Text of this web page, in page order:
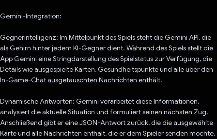
Gemini-Integration:
Gegnerintelligenz: Im Mittelpunkt des Spiels steht die Gemini API, die
als Gehirn hinter jedem KI-Gegner dient. Während des Spiels stellt die
App Gemini eine Stringdarstellung des Spielstatus zur Verfügung, die
Details wie ausgespielte Karten, Gesundheitspunkte und alle über den
In-Game-Chat ausgetauschten Nachrichten enthält.
Dynamische Antworten: Gemini verarbeitet diese Informationen,
analysiert die aktuelle Situation und formuliert seinen nächsten Zug.
Anschließend gibt er eine JSON-Antwort zurück, die die ausgewählte
Karte und alle Nachrichten enthält, die er dem Spieler senden möchte.